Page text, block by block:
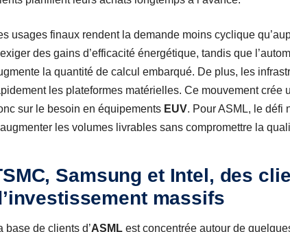
usages finaux rendent la demande moins cyclique
des gains d’efficacité énergétique, tandis que
la quantité de calcul embarqué. De plus, les
les plateformes matérielles. Ce mouvement
sur le besoin en équipements EUV. Pour ASML, le défi
les volumes livrables sans compromettre la
Samsung et Intel, des
massifs
base de clients d’ASML est concentrée autour de